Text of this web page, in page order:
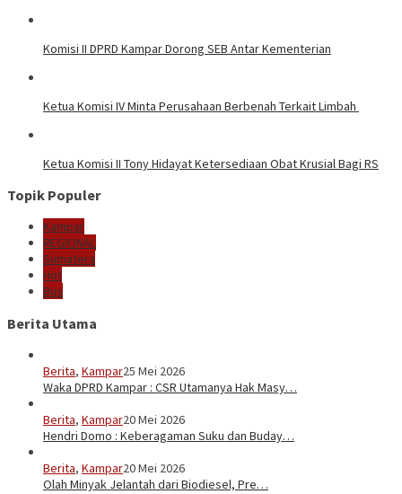
Komisi II DPRD Kampar Dorong SEB Antar Kementerian
Ketua Komisi IV Minta Perusahaan Berbenah Terkait Limbah
Ketua Komisi II Tony Hidayat Ketersediaan Obat Krusial Bagi RS
Topik Populer
Kampar
REGIONAL
Sumatera
Hot
Bus
Berita Utama
Berita, Kampar25 Mei 2026
Waka DPRD Kampar : CSR Utamanya Hak Masy…
Berita, Kampar20 Mei 2026
Hendri Domo : Keberagaman Suku dan Buday…
Berita, Kampar20 Mei 2026
Olah Minyak Jelantah dari Biodiesel, Pre…